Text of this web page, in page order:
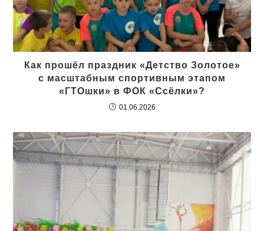
Как прошёл праздник «Детство Золотое»
с масштабным спортивным этапом
«ГТОшки» в ФОК «Ссёлки»?
01.06.2026